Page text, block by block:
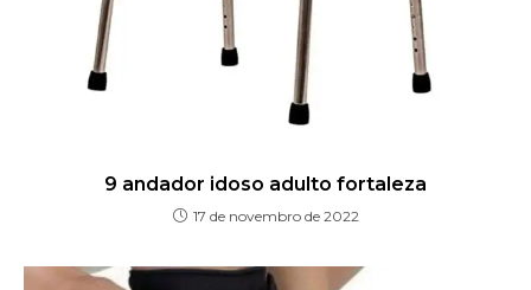
9 andador idoso adulto fortaleza
17 de novembro de 2022